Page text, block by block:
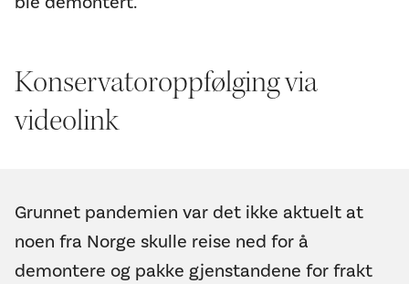
Konservatoroppfølging via
videolink
Grunnet pandemien var det ikke aktuelt at
noen fra Norge skulle reise ned for å
demontere og pakke gjenstandene for frakt